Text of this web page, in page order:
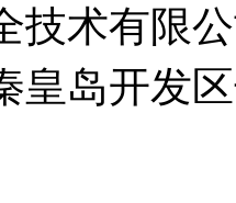
技术有限
皇岛开发